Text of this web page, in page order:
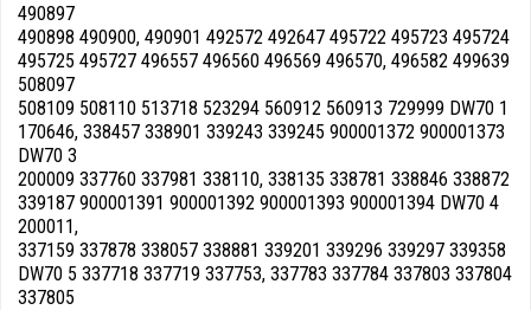
490897
490898 490900, 490901 492572 492647 495722 495723 495724
495725 495727 496557 496560 496569 496570, 496582 499639
508097
508109 508110 513718 523294 560912 560913 729999 DW70 1
170646, 338457 338901 339243 339245 900001372 900001373
DW70 3
200009 337760 337981 338110, 338135 338781 338846 338872
339187 900001391 900001392 900001393 900001394 DW70 4
200011,
337159 337878 338057 338881 339201 339296 339297 339358
DW70 5 337718 337719 337753, 337783 337784 337803 337804
337805